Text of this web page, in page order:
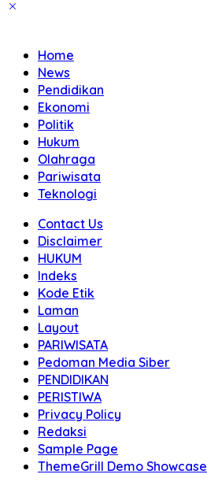
Home
News
Pendidikan
Ekonomi
Politik
Hukum
Olahraga
Pariwisata
Teknologi
Contact Us
Disclaimer
HUKUM
Indeks
Kode Etik
Laman
Layout
PARIWISATA
Pedoman Media Siber
PENDIDIKAN
PERISTIWA
Privacy Policy
Redaksi
Sample Page
ThemeGrill Demo Showcase